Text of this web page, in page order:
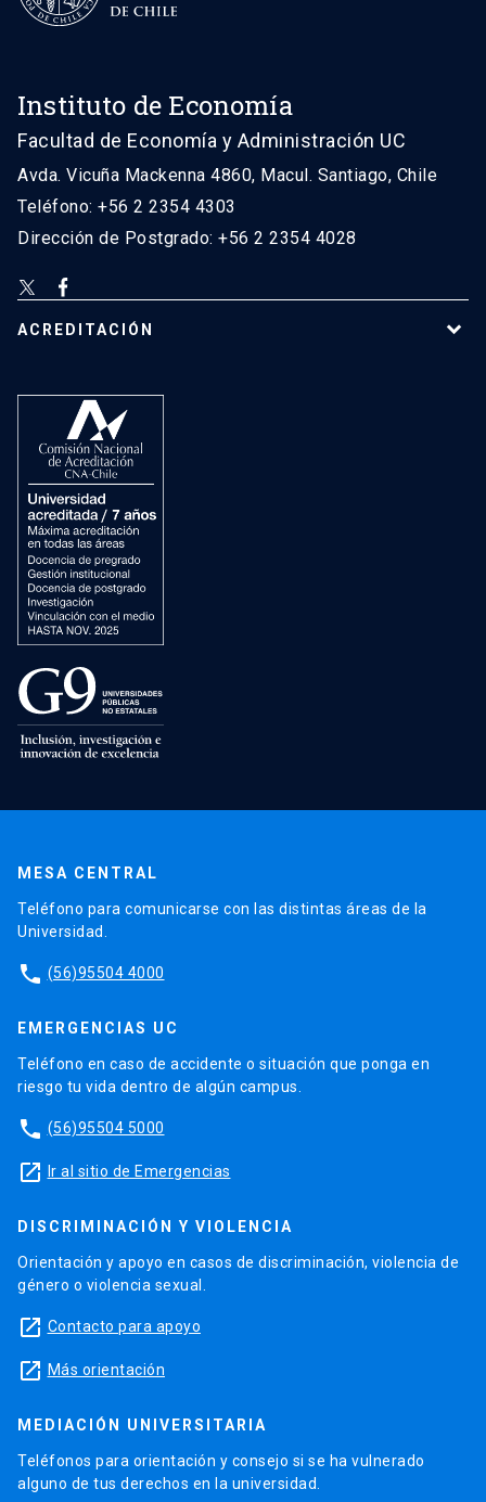
Instituto de Economía
Facultad de Economía y Administración UC
Avda. Vicuña Mackenna 4860, Macul. Santiago, Chile
Teléfono: +56 2 2354 4303
Dirección de Postgrado: +56 2 2354 4028
ACREDITACIÓN
MESA CENTRAL
Teléfono para comunicarse con las distintas áreas de la
Universidad.
phone (56)95504 4000
EMERGENCIAS UC
Teléfono en caso de accidente o situación que ponga en
riesgo tu vida dentro de algún campus.
phone (56)95504 5000
launch Ir al sitio de Emergencias
DISCRIMINACIÓN Y VIOLENCIA
Orientación y apoyo en casos de discriminación, violencia de
género o violencia sexual.
launch Contacto para apoyo
launch Más orientación
MEDIACIÓN UNIVERSITARIA
Teléfonos para orientación y consejo si se ha vulnerado
alguno de tus derechos en la universidad.